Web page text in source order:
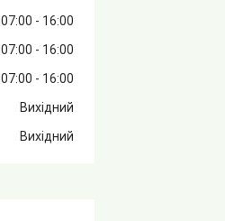
07:00
16:00
07:00
16:00
07:00
16:00
Вихідний
Вихідний